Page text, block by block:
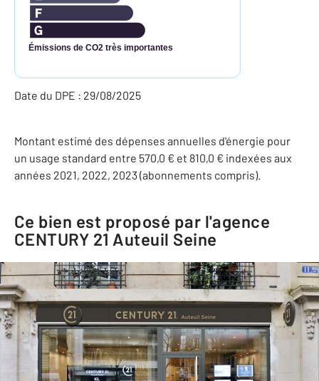
Émissions de CO2 très importantes
Date du DPE : 29/08/2025
Montant estimé des dépenses annuelles d'énergie pour
un usage standard entre 570,0 € et 810,0 € indexées aux
années 2021, 2022, 2023 (abonnements compris).
Ce bien est proposé par l'agence
CENTURY 21 Auteuil Seine